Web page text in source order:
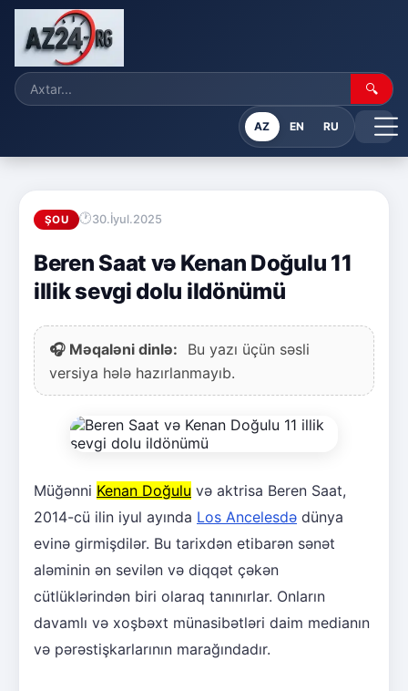
🔍
AZ EN RU
ŞOU 30.İyul.2025
Beren Saat və Kenan Doğulu 11
illik sevgi dolu ildönümü
🎧 Məqaləni dinlə:
Bu yazı üçün səsli
versiya hələ hazırlanmayıb.
Müğənni Kenan Doğulu və aktrisa Beren Saat,
2014-cü ilin iyul ayında Los Ancelesdə dünya
evinə girmişdilər. Bu tarixdən etibarən sənət
aləminin ən sevilən və diqqət çəkən
cütlüklərindən biri olaraq tanınırlar. Onların
davamlı və xoşbəxt münasibətləri daim medianın
və pərəstişkarlarının marağındadır.